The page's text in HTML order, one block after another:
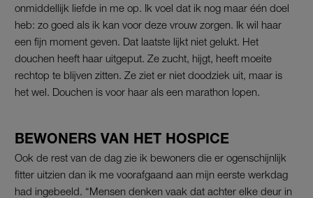
onmiddellijk liefde in me op. Ik voel dat ik nog maar één doel
heb: zo goed als ik kan voor deze vrouw zorgen. Ik wil haar
een fijn moment geven. Dat laatste lijkt niet gelukt. Het
douchen heeft haar uitgeput. Ze zucht, hijgt, heeft moeite
rechtop te blijven zitten. Ze ziet er niet doodziek uit, maar is
het wel. Douchen is voor haar als een marathon lopen.
BEWONERS VAN HET HOSPICE
Ook de rest van de dag zie ik bewoners die er ogenschijnlijk
fitter uitzien dan ik me voorafgaand aan mijn eerste werkdag
had ingebeeld. “Mensen denken vaak dat achter elke deur in